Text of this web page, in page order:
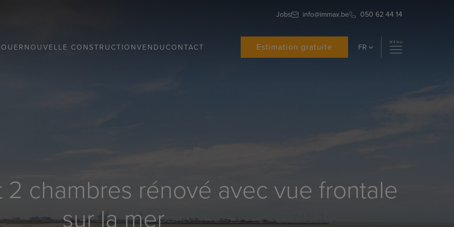
Jobs info@immax.be 050 62 44 14
NOUVELLE CONSTRUCTIONVENDUCONTACT Estimation gratuite FR
chambres rénové avec vue frontale
sur la mer